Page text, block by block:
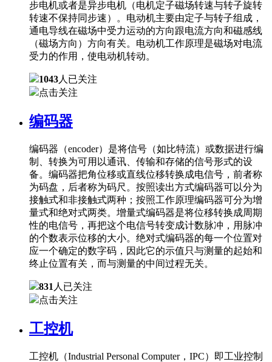
步电机或者是异步电机（电机定子磁场转速与转子旋转
转速不保持同步速）。电动机主要由定子与转子组成，
通电导线在磁场中受力运动的方向跟电流方向和磁感线
（磁场方向）方向有关。电动机工作原理是磁场对电流
受力的作用，使电动机转动。
1043人已关注
点击关注
编码器
编码器（encoder）是将信号（如比特流）或数据进行编
制、转换为可用以通讯、传输和存储的信号形式的设
备。编码器把角位移或直线位移转换成电信号，前者称
为码盘，后者称为码尺。按照读出方式编码器可以分为
接触式和非接触式两种；按照工作原理编码器可分为增
量式和绝对式两类。增量式编码器是将位移转换成周期
性的电信号，再把这个电信号转变成计数脉冲，用脉冲
的个数表示位移的大小。绝对式编码器的每一个位置对
应一个确定的数字码，因此它的示值只与测量的起始和
终止位置有关，而与测量的中间过程无关。
831 人已关注
点击关注
工控机
工控机（Industrial Personal Computer，IPC）即工业控制